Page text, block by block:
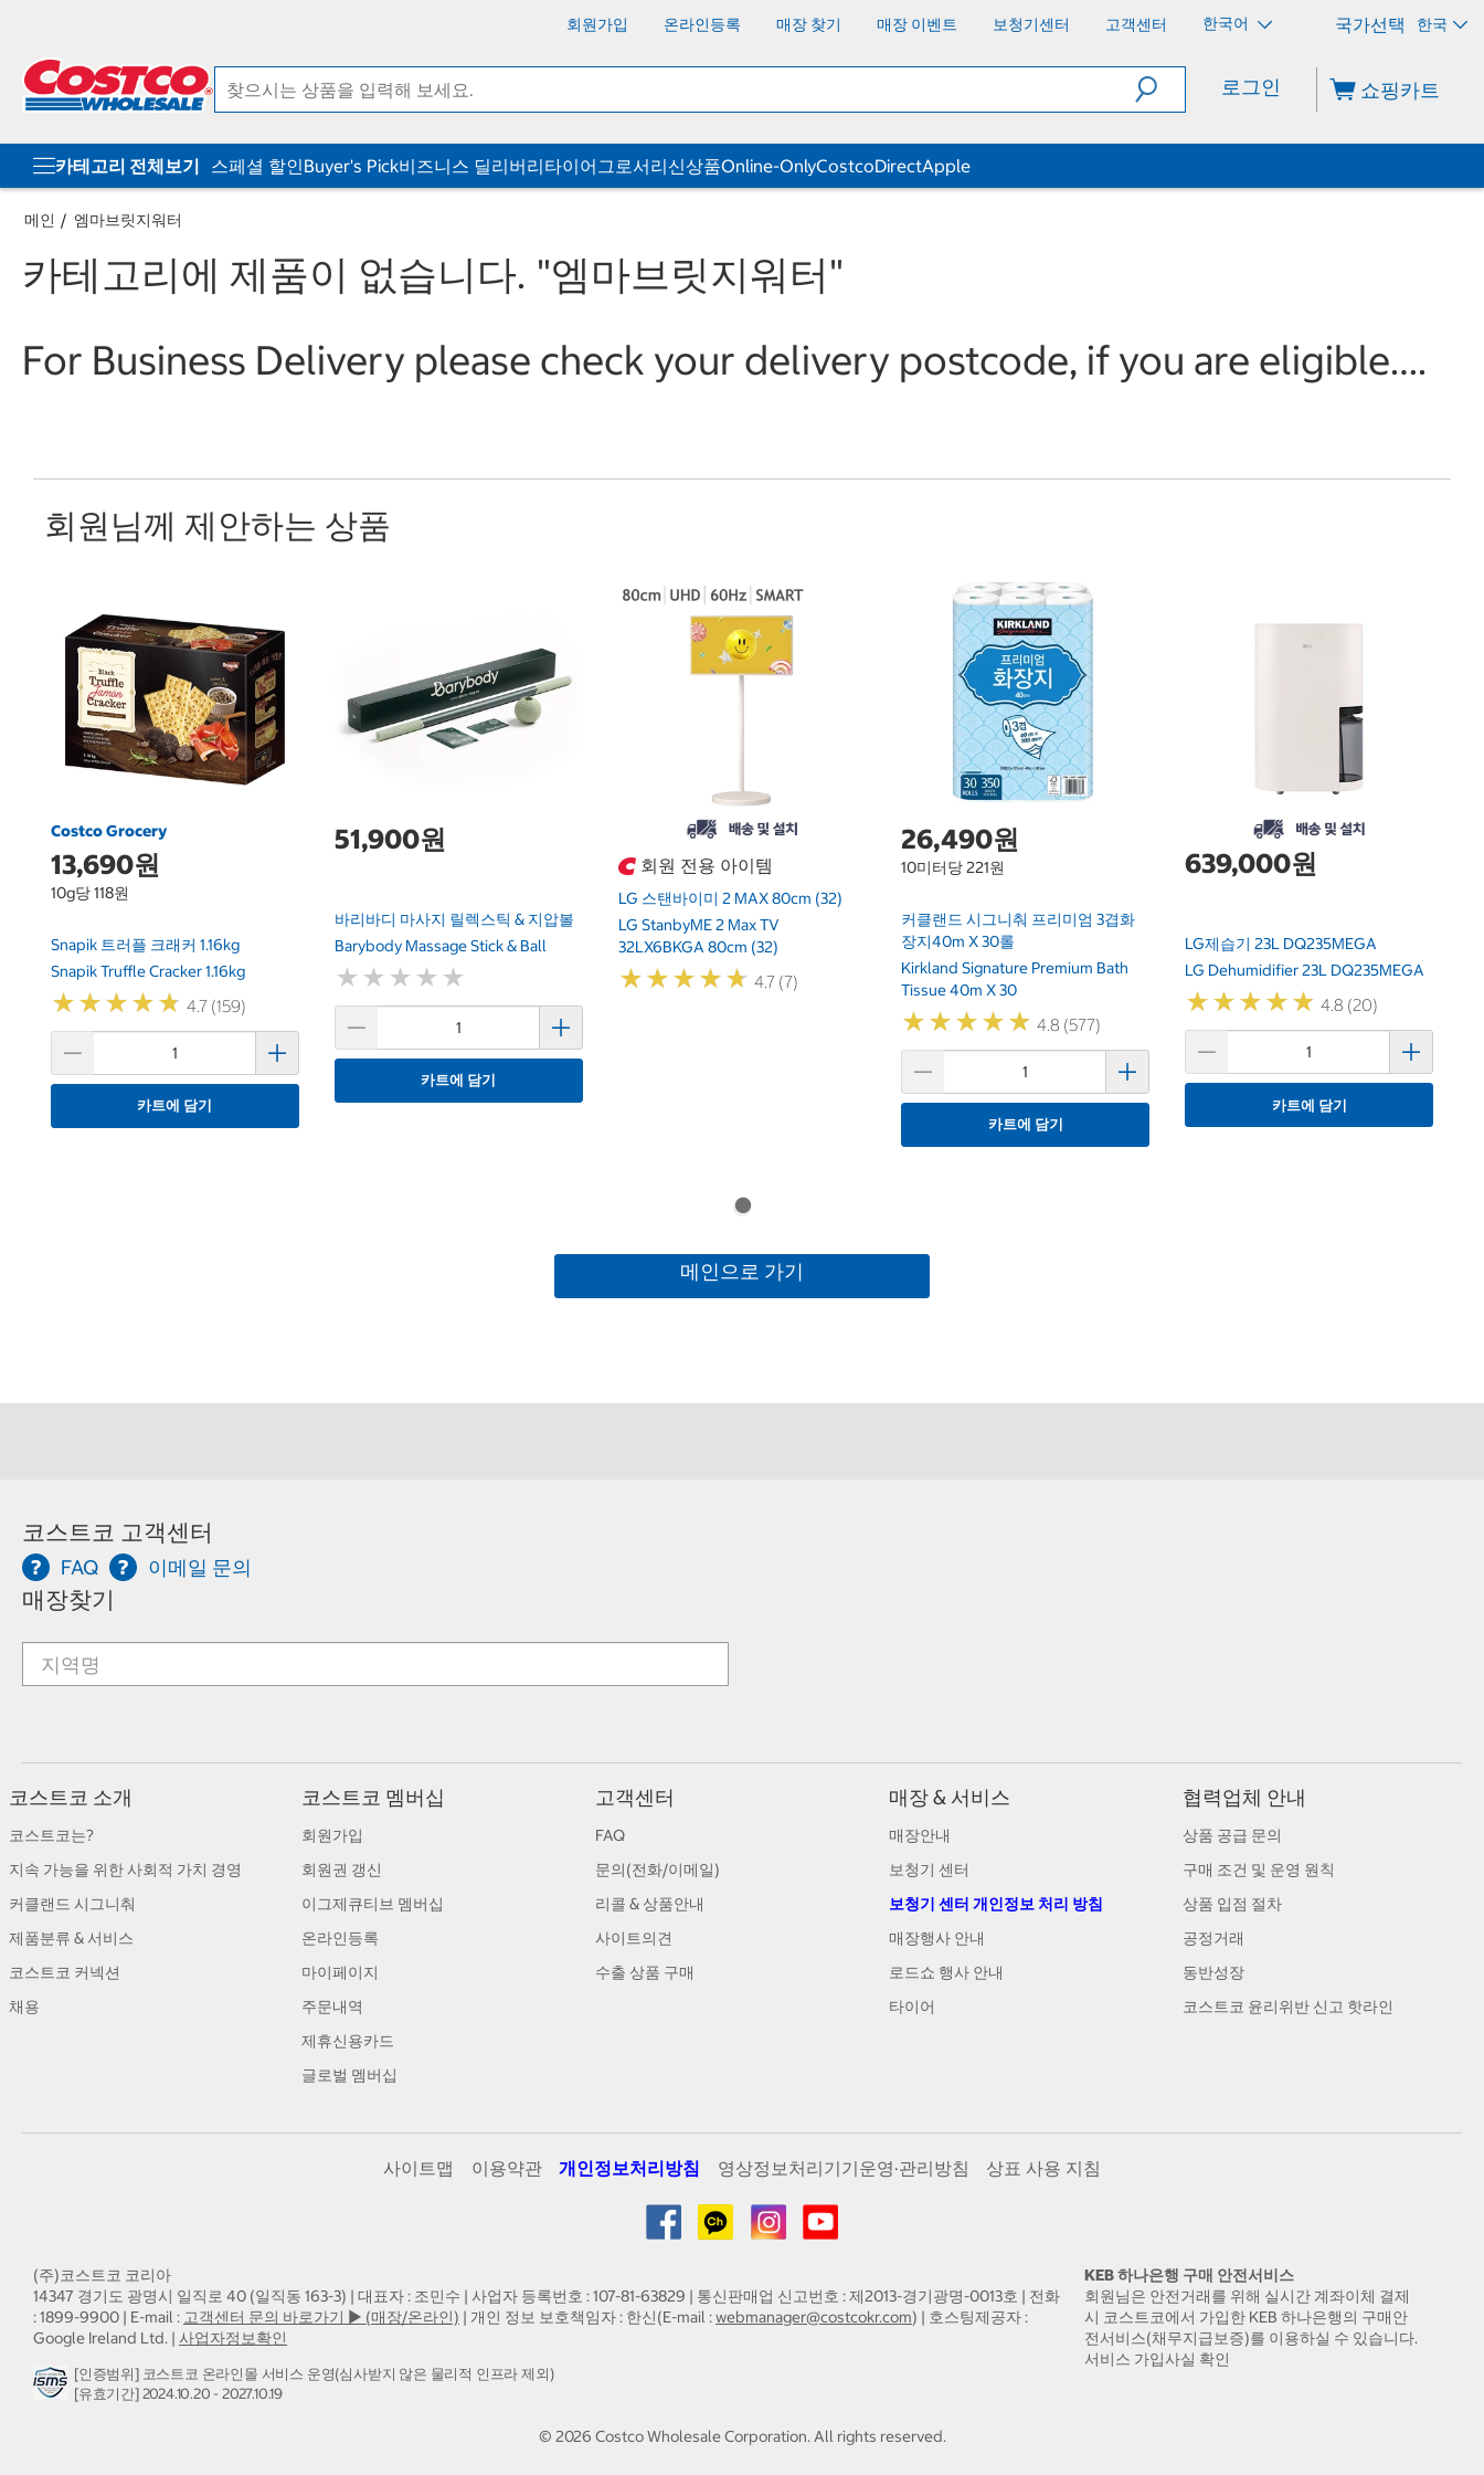
회원가입 온라인등록 매장 찾기 매장 이벤트 보청기센터 고객센터 한국어 한국
로그인 쇼핑카트
카테고리 전체보기 스페셜 할인Buyer's Pick비즈니스 딜리버리타이어그로서리신상품Online-OnlyCostcoDirectApple
메인 엠마브릿지워터
카테고리에 제품이 없습니다. "엠마브릿지워터"
For Business Delivery please check your delivery postcode, if you are eligible….
회원님께 제안하는 상품
Costco Grocery
13,690원
10g당 118원
Snapik 트러플 크래커 1.16kg
Snapik Truffle Cracker 1.16kg
★★★★★
★★★★★ 4.7 (159)
카트에 담기
51,900원
바리바디 마사지 릴렉스틱 & 지압볼
Barybody Massage Stick & Ball
★ ★ ★ ★ ★
★ ★ ★ ★ ★
카트에 담기
회원 전용 아이템
LG 스탠바이미 2 MAX 80cm (32)
LG StanbyME 2 Max TV
32LX6BKGA 80cm (32)
★★★★★
★★★★★ 4.7 (7)
26,490원
10미터당 221원
커클랜드 시그니춰 프리미엄 3겹화
장지40m X 30롤
Kirkland Signature Premium Bath
Tissue 40m X 30
★★★★★
★★★★★ 4.8 (577)
카트에 담기
639,000원
LG제습기 23L DQ235MEGA
LG Dehumidifier 23L DQ235MEGA
★★★★★
★★★★★ 4.8 (20)
카트에 담기
메인으로 가기
코스트코 고객센터
FAQ 이메일 문의
매장찾기
코스트코 소개
코스트코는?
지속 가능을 위한 사회적 가치 경영
커클랜드 시그니춰
제품분류 & 서비스
코스트코 커넥션
채용
코스트코 멤버십
회원가입
회원권 갱신
이그제큐티브 멤버십
온라인등록
마이페이지
주문내역
제휴신용카드
글로벌 멤버십
고객센터
FAQ
문의(전화/이메일)
리콜 & 상품안내
사이트의견
수출 상품 구매
매장 & 서비스
매장안내
보청기 센터
보청기 센터 개인정보 처리 방침
매장행사 안내
로드쇼 행사 안내
타이어
협력업체 안내
상품 공급 문의
구매 조건 및 운영 원칙
상품 입점 절차
공정거래
동반성장
코스트코 윤리위반 신고 핫라인
사이트맵 이용약관 개인정보처리방침 영상정보처리기기운영·관리방침 상표 사용 지침
(주)코스트코 코리아
14347 경기도 광명시 일직로 40 (일직동 163-3) | 대표자 : 조민수 | 사업자 등록번호 : 107-81-63829 | 통신판매업 신고번호 : 제2013-경기광명-0013호 | 전화
: 1899-9900 | E-mail : 고객센터 문의 바로가기 ▶ (매장/온라인) | 개인 정보 보호책임자 : 한신(E-mail :webmanager@costcokr.com) | 호스팅제공자 :
Google Ireland Ltd. | 사업자정보확인
[인증범위] 코스트코 온라인몰 서비스 운영(심사받지 않은 물리적 인프라 제외)
[유효기간] 2024.10.20 - 2027.10.19
KEB 하나은행 구매 안전서비스
회원님은 안전거래를 위해 실시간 계좌이체 결제
시 코스트코에서 가입한 KEB 하나은행의 구매안
전서비스(채무지급보증)를 이용하실 수 있습니다.
서비스 가입사실 확인
© 2026 Costco Wholesale Corporation.All rights reserved.